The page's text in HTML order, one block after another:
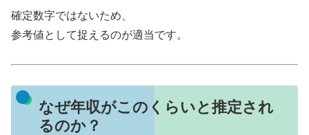
確定数字ではないため、
参考値として捉えるのが適当です。
なぜ年収がこのくらいと推定され
るのか？